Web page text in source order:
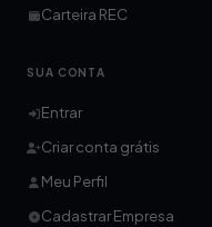
Carteira REC
SUA CONTA
Entrar
Criar conta grátis
Meu Perfil
Cadastrar Empresa